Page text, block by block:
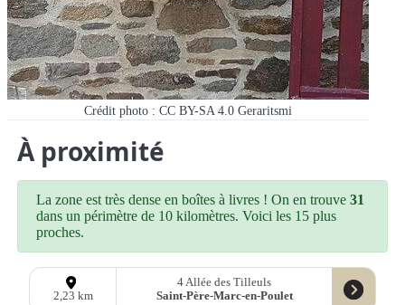
Crédit photo : CC BY-SA 4.0 Geraritsmi
À proximité
La zone est très dense en boîtes à livres ! On en trouve31
dans un périmètre de 10 kilomètres. Voici les 15 plus
proches.
2,23 km
4 Allée des Tilleuls
Saint-Père-Marc-en-Poulet